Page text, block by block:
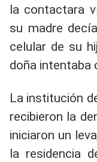
la contactara
su madre
celular de su
doña intentaba
La institución
recibieron la
iniciaron un
la residencia